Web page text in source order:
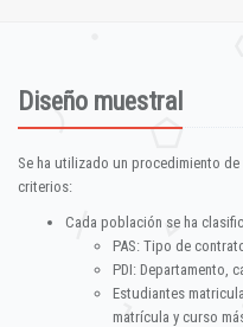
Diseño muestral
Se ha utilizado un procedimiento
criterios:
Cada población se ha
PAS: Tipo de
PDI: Departamento,
Estudiantes
matrícula y curso